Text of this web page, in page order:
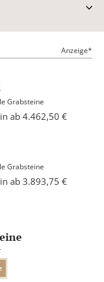
Anzeige*
Grabsteine
ab 4.462,50 €
Grabsteine
ab 3.893,75 €